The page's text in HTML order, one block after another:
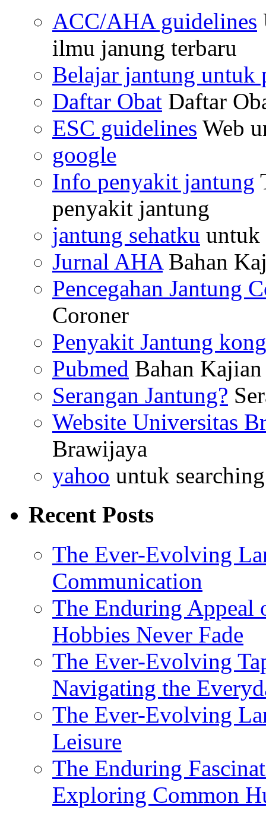
ACC/AHA guidelines
ilmu janung terbaru
Belajar jantung untuk
Daftar Obat Daftar
ESC guidelines Web
google
Info penyakit jantung
penyakit jantung
jantung sehatku untuk
Jurnal AHABahan
Pencegahan Jantung
Coroner
Penyakit Jantung
Pubmed Bahan
Serangan Jantung?
Website Universitas
Brawijaya
yahoo untuk searching
Recent Posts
The Ever-Evolving
Communication
The Enduring Appeal
Hobbies Never Fade
The Ever-Evolving
Navigating the
The Ever-Evolving
Leisure
The Enduring
Exploring Common